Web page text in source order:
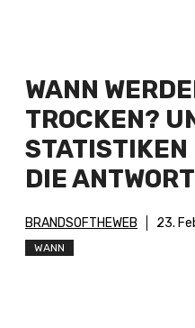
WANN
TROCKEN?
DIE
BRANDSOFTHEWEB 23.
WANN